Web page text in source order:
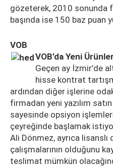
gözeterek, 2010 sonunda
başında ise 150 baz puan
VOB
VOB’da Yeni
Geçen ay İzmir’de
hisse kontrat
ardından diğer işlerine
firmadan yeni yazılım
sayesinde opsiyon
çeyreğinde başlamak
Ali Dönmez, ayrıca lisanslı
çalışmalarının olduğunu
teslimat mümkün